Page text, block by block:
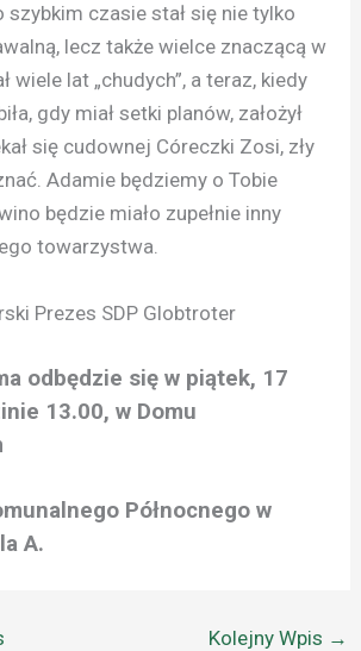
szybkim czasie stał się nie tylko
lecz także wielce znaczącą w
wiele lat „chudych”, a teraz, kiedy
gdy miał setki planów, założył
się cudownej Córeczki Zosi, zły
Adamie będziemy o Tobie
będzie miało zupełnie inny
towarzystwa.
Prezes SDP Globtroter
odbędzie się w piątek, 17
13.00, w Domu
Północnego w
A.
Kolejny Wpis →